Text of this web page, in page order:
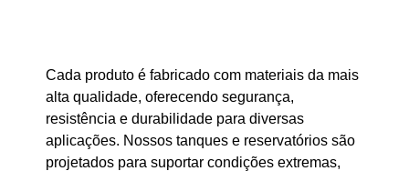
Cada produto é fabricado com materiais da mais
alta qualidade, oferecendo segurança,
resistência e durabilidade para diversas
aplicações. Nossos tanques e reservatórios são
projetados para suportar condições extremas,